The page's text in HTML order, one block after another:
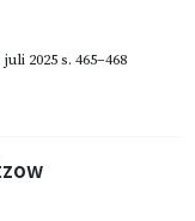
juli 2025s. 465–468